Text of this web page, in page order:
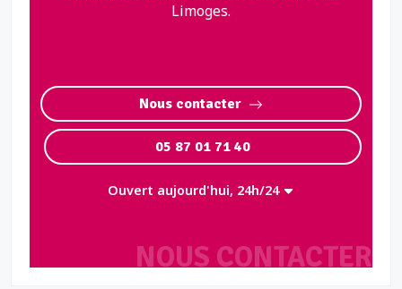
NOUS CONTACTER
Limoges.
Nous contacter
05 87 01 71 40
Ouvert aujourd'hui, 24h/24